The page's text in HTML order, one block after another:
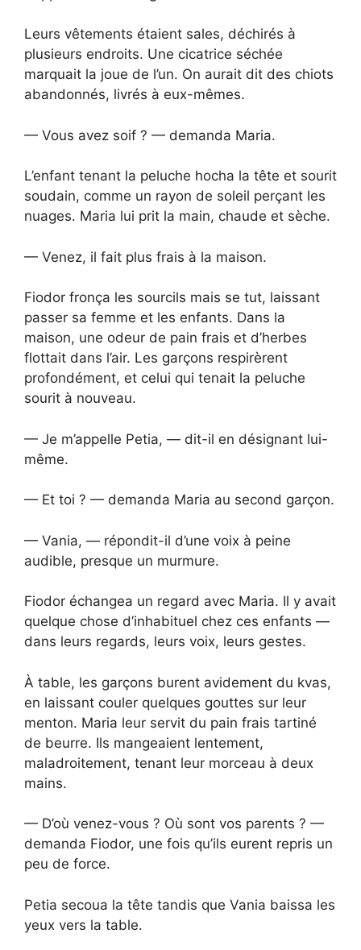
Leurs vêtements étaient sales, déchirés à
plusieurs endroits. Une cicatrice séchée
marquait la joue de l’un. On aurait dit des chiots
abandonnés, livrés à eux-mêmes.
— Vous avez soif ? — demanda Maria.
L’enfant tenant la peluche hocha la tête et sourit
soudain, comme un rayon de soleil perçant les
nuages. Maria lui prit la main, chaude et sèche.
— Venez, il fait plus frais à la maison.
Fiodor fronça les sourcils mais se tut, laissant
passer sa femme et les enfants. Dans la
maison, une odeur de pain frais et d’herbes
flottait dans l’air. Les garçons respirèrent
profondément, et celui qui tenait la peluche
sourit à nouveau.
— Je m’appelle Petia, — dit-il en désignant lui-
même.
— Et toi ? — demanda Maria au second garçon.
— Vania, — répondit-il d’une voix à peine
audible, presque un murmure.
Fiodor échangea un regard avec Maria. Il y avait
quelque chose d’inhabituel chez ces enfants —
dans leurs regards, leurs voix, leurs gestes.
À table, les garçons burent avidement du kvas,
en laissant couler quelques gouttes sur leur
menton. Maria leur servit du pain frais tartiné
de beurre. Ils mangeaient lentement,
maladroitement, tenant leur morceau à deux
mains.
— D’où venez-vous ? Où sont vos parents ? —
demanda Fiodor, une fois qu’ils eurent repris un
peu de force.
Petia secoua la tête tandis que Vania baissa les
yeux vers la table.